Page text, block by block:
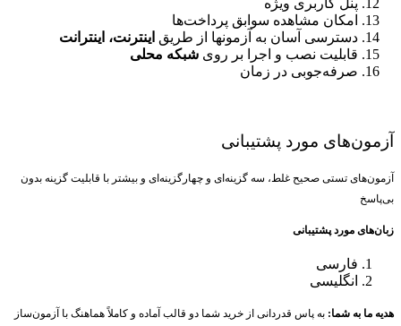
پنل کاربری ویژه
امکان مشاهده سوابق پرداخت‌ها
دسترسی آسان به آزمونها از طریق اینترنت، اینترانت
قابلیت نصب و اجرا بر روی شبکه محلی
صرفه‌جوبی در زمان
آزمون‌های مورد پشتیبانی
آزمون‌های تستی صحیح غلط، سه گزینه‌ای و چهارگزینه‌ای و بیشتر با قابلیت گزینه بدون
بی‌پاسخ
زبان‌های مورد پشتیبانی
فارسی
انگلیسی
هدیه ما به شما: به پاس قدردانی از خرید شما دو قالب آماده و کاملاً هماهنگ با آزمون‌ساز